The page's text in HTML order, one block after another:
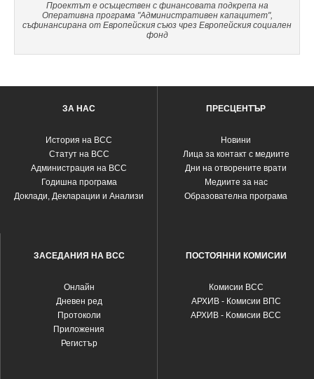
Проектът е осъществен с финансовата подкрепа на
Оперативна програма "Административен капацитет",
съфинансирана от Европейския съюз чрез Европейския социален
фонд
ЗА НАС
История на ВСС
Статут на ВСС
Администрация на ВСС
Годишна програма
Доклади, Декларации и Анализи
ПРЕСЦЕНТЪР
Новини
Лица за контакт с медиите
Дни на отворените врати
Медиите за нас
Образователна програма
ЗАСЕДАНИЯ НА ВСС
Oнлайн
Дневен ред
Протоколи
Приложения
Регистър
ПОСТОЯННИ КОМИСИИ
Комисии ВСС
АРХИВ - Комисии ВПС
АРХИВ - Kомисии ВСС